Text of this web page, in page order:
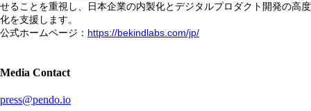
せることを重視し、日本企業の内製化とデジタルプロダクト開発の高度
化を支援します。
公式ホームページ： https://bekindlabs.com/jp/
Media Contact
press@pendo.io